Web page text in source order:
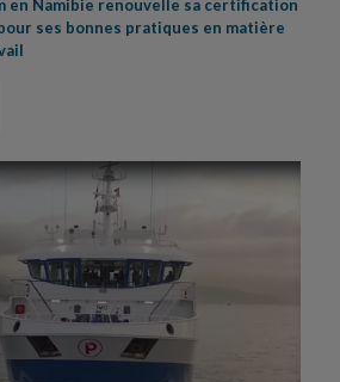
en Namibie renouvelle sa certification
ses bonnes pratiques en matière